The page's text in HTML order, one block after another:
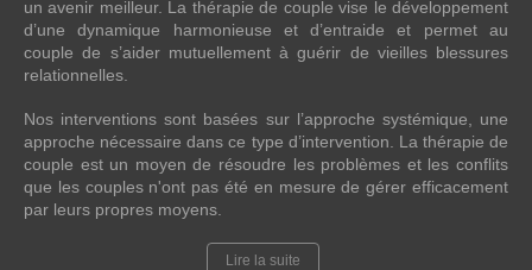
un avenir meilleur. La thérapie de couple vise le développement
d’une dynamique harmonieuse et d’entraide et permet au
couple de s’aider mutuellement à guérir de vieilles blessures
relationnelles.
Nos interventions sont basées sur l’approche systémique, une
approche nécessaire dans ce type d’intervention. La thérapie de
couple est un moyen de résoudre les problèmes et les conflits
que les couples n'ont pas été en mesure de gérer efficacement
par leurs propres moyens.
Lire la suite